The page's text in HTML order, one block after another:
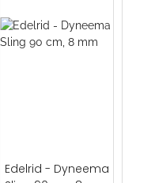
Edelrid - Dyneema